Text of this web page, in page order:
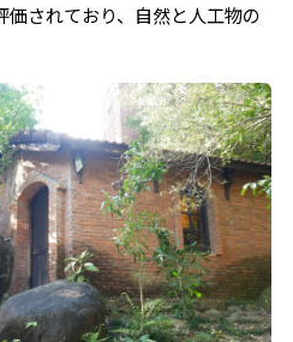
価されており、自然と人工物の